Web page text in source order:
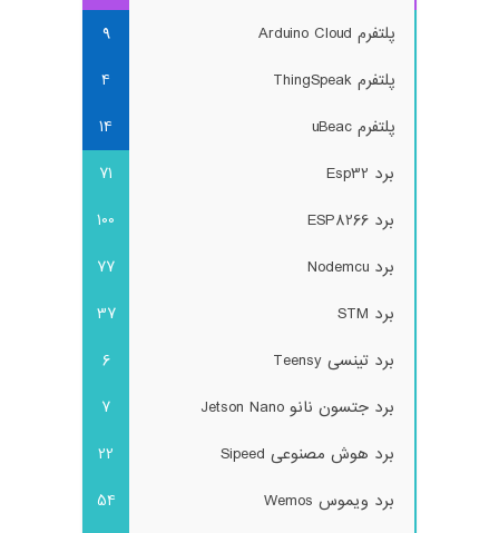
پلتفرم Arduino Cloud
9
پلتفرم ThingSpeak
4
پلتفرم uBeac
14
برد Esp32
71
برد ESP8266
100
برد Nodemcu
77
برد STM
37
برد تینسی Teensy
6
برد جتسون نانو Jetson Nano
7
برد هوش مصنوعی Sipeed
22
برد ویموس Wemos
54